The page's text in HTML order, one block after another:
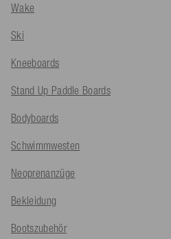
Wake
Ski
Kneeboards
Stand Up Paddle Boards
Bodyboards
Schwimmwesten
Neoprenanzüge
Bekleidung
Bootszubehör